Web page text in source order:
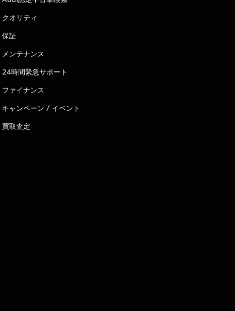
クオリティ
保証
メンテナンス
24時間緊急サポート
ファイナンス
キャンペーン / イベント
買取査定